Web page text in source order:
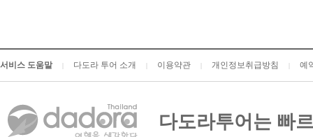
서비스 도움말 다도라 투어 소개 이용약관 개인정보취급방침 예
다도라투어는 빠